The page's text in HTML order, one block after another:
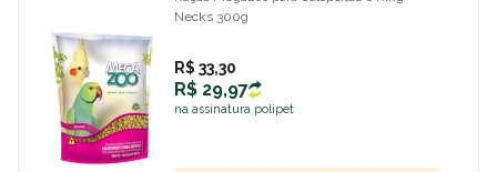
Necks 300g
R$ 33,30
R$ 29,97
na assinatura polipet